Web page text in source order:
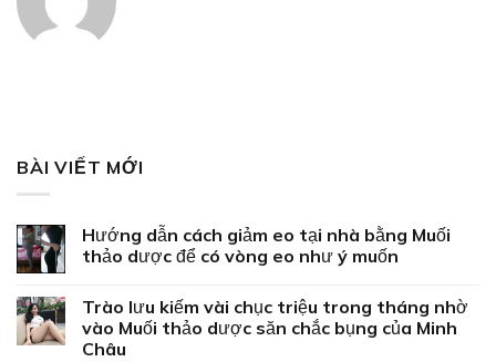
BÀI VIẾT MỚI
Hướng dẫn cách giảm eo tại nhà bằng Muối
thảo dược để có vòng eo như ý muốn
Trào lưu kiếm vài chục triệu trong tháng nhờ
vào Muối thảo dược săn chắc bụng của Minh
Châu